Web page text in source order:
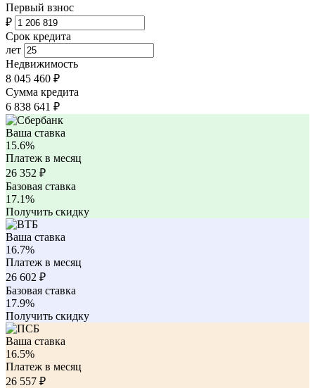
Первый взнос
₽
Срок кредита
лет
Недвижимость
8 045 460 ₽
Сумма кредита
6 838 641 ₽
Ваша ставка
15.6%
Платеж в месяц
26 352 ₽
Базовая ставка
17.1%
Получить скидку
Ваша ставка
16.7%
Платеж в месяц
26 602 ₽
Базовая ставка
17.9%
Получить скидку
Ваша ставка
16.5%
Платеж в месяц
26 557 ₽